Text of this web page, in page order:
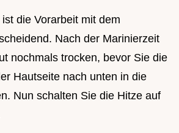
die Vorarbeit mit dem
Nach der Marinierzeit
nochmals trocken, bevor Sie die
Hautseite nach unten in die
Nun schalten Sie die Hitze auf